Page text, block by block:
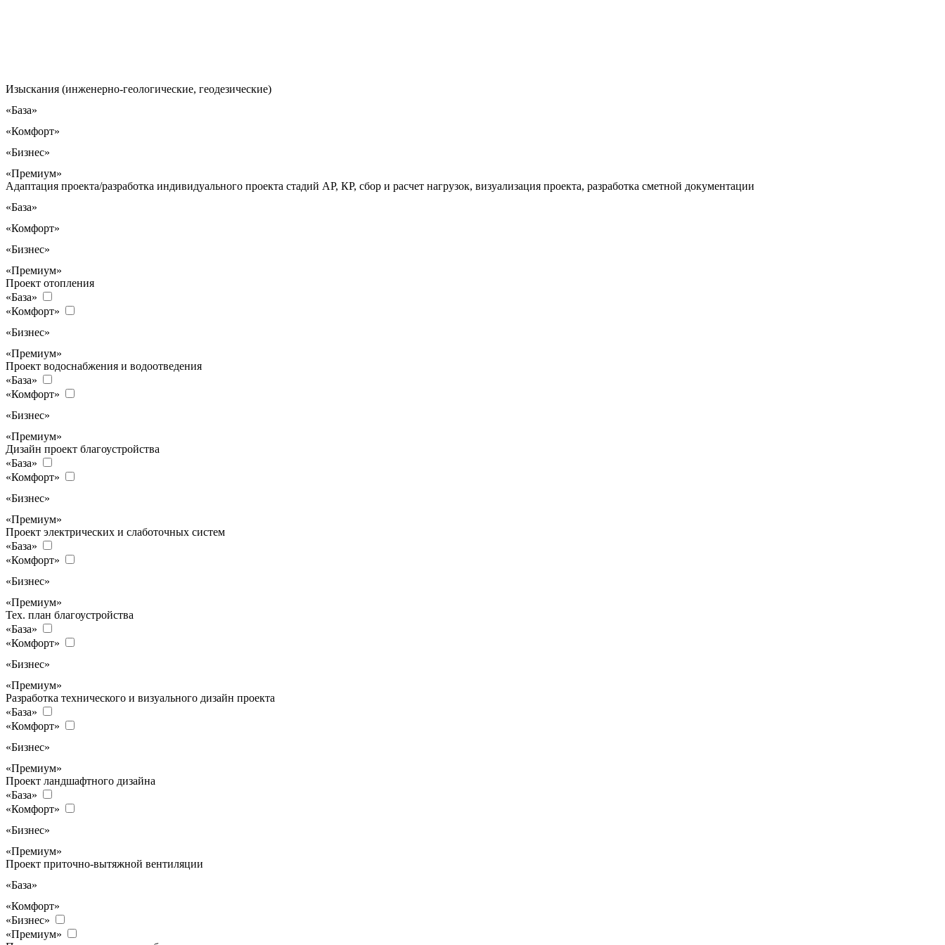
Изыскания (инженерно-геологические, геодезические)
«База»
«Комфорт»
«Бизнес»
«Премиум»
Адаптация проекта/разработка индивидуального проекта стадий АР, КР, сбор и расчет нагрузок, визуализация проекта, разработка сметной документации
«База»
«Комфорт»
«Бизнес»
«Премиум»
Проект отопления
«База»
«Комфорт»
«Бизнес»
«Премиум»
Проект водоснабжения и водоотведения
«База»
«Комфорт»
«Бизнес»
«Премиум»
Дизайн проект благоустройства
«База»
«Комфорт»
«Бизнес»
«Премиум»
Проект электрических и слаботочных систем
«База»
«Комфорт»
«Бизнес»
«Премиум»
Тех. план благоустройства
«База»
«Комфорт»
«Бизнес»
«Премиум»
Разработка технического и визуального дизайн проекта
«База»
«Комфорт»
«Бизнес»
«Премиум»
Проект ландшафтного дизайна
«База»
«Комфорт»
«Бизнес»
«Премиум»
Проект приточно-вытяжной вентиляции
«База»
«Комфорт»
«Бизнес»
«Премиум»